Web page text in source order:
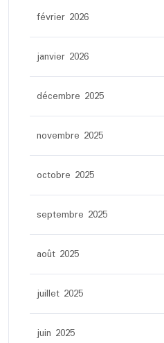
février 2026
janvier 2026
décembre 2025
novembre 2025
octobre 2025
septembre 2025
août 2025
juillet 2025
juin 2025